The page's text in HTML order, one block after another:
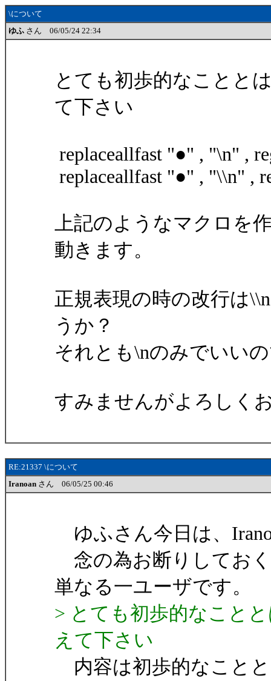
\について
ゆふ さん 06/05/24 22:34
とても初歩的なことと
て下さい
replaceallfast "●" , "\n" ,
replaceallfast "●" , "\\n" ,
上記のようなマクロを
動きます。
正規表現の時の改行は
うか？
それとも\nのみでいい
すみませんがよろしく
RE:21337 \について
Iranoan さん 06/05/25 00:46
ゆふさん今日は、
念の為お断りしてお
単なる一ユーザです。
> とても初歩的なこと
えて下さい
内容は初歩的なこと